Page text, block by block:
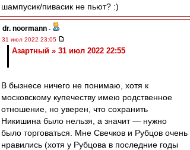
шампусик/пивасик не пьют? :)
dr. noormann -
31 июл 2022 23:05
Азартный » 31 июл 2022 22:55
В бызнесе ничего не понимаю, хотя к
московскому купечеству имею родственное
отношение, но уверен, что сохранить
Никишина было нельзя, а значит — нужно
было торговаться. Мне Свечков и Рубцов очень
нравились (хотя у Рубцова в последние годы